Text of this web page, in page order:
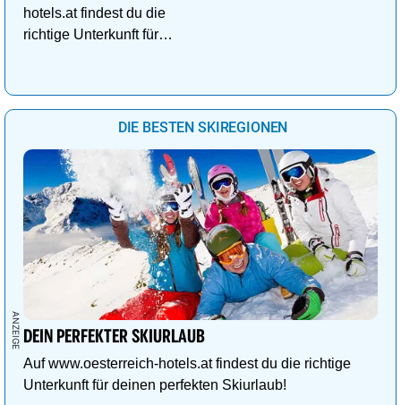
hotels.at findest du die
richtige Unterkunft für
DIE BESTEN SKIREGIONEN
DEIN PERFEKTER SKIURLAUB
Auf www.oesterreich-hotels.at findest du die richtige
Unterkunft für deinen perfekten Skiurlaub!